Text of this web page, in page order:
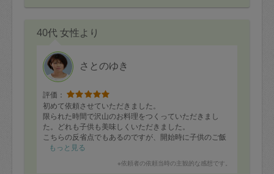
40代 女性より
さとのゆき
評価：
初めて依頼させていただきました。
限られた時間で沢山のお料理をつくっていただきまし
た。どれも子供も美味しくいただきました。
こちらの反省点でもあるのですが、開始時に子供のご飯
や寝る時間についてお伝えしていなかったので、子供が
ような情報も共有させていただきたいと思います！
もっと見る
※依頼者の依頼当時の主観的な感想です。